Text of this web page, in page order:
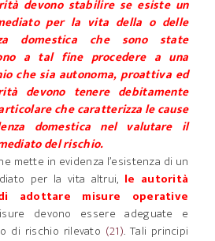
devono stabilire se esiste un
per la vita della o delle
domestica che sono state
a tal fine procedere a una
che sia autonoma, proattiva ed
devono tenere debitamente
che caratterizza le cause
domestica nel valutare il
del rischio.
mette in evidenza l’esistenza di un
per la vita altrui, le autorità
adottare misure operative
devono essere adeguate e
di rischio rilevato (21). Tali principi